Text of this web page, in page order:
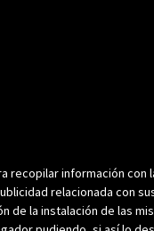
recopilar información con
relacionada con
de la instalación de las